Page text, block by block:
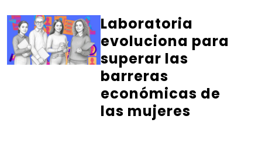
Laboratoria
evoluciona para
superar las
barreras
económicas de
las mujeres